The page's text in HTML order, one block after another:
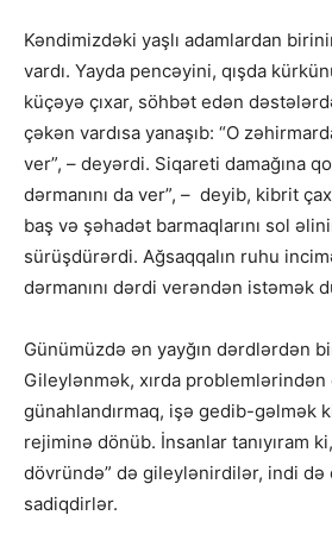
Kəndimizdəki yaşlı adamlardan
vardı. Yayda pencəyini, qışda
küçəyə çıxar, söhbət edən
çəkən vardısa yanaşıb: “O
ver”, – deyərdi. Siqareti damağına
dərmanını da ver”, – deyib, kibrit
baş və şəhadət barmaqlarını sol
sürüşdürərdi. Ağsaqqalın ruhu
dərmanını dərdi verəndən istəmək
Günümüzdə ən yayğın dərdlərdən
Gileylənmək, xırda
günahlandırmaq, işə gedib-gəlmək
rejiminə dönüb. İnsanlar tanıyıram
dövründə” də gileylənirdilər, indi də
sadiqdirlər.